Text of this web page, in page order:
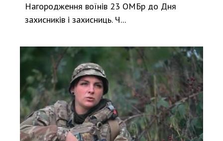
Нагородження воїнів 23 ОМБр до Дня
захисників і захисниць. Ч...